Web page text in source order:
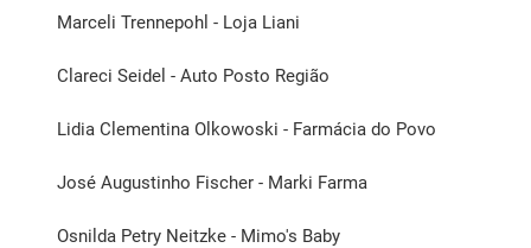
Marceli Trennepohl - Loja Liani
Clareci Seidel - Auto Posto Região
Lidia Clementina Olkowoski - Farmácia do Povo
José Augustinho Fischer - Marki Farma
Osnilda Petry Neitzke - Mimo's Baby